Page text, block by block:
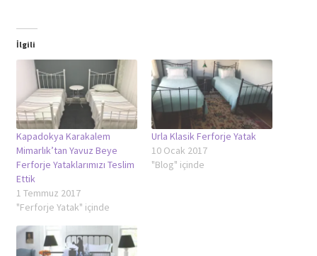
İlgili
Kapadokya Karakalem
Mimarlık’tan Yavuz Beye
Ferforje Yataklarımızı Teslim
Ettik
1 Temmuz 2017
"Ferforje Yatak" içinde
Urla Klasik Ferforje Yatak
10 Ocak 2017
"Blog" içinde